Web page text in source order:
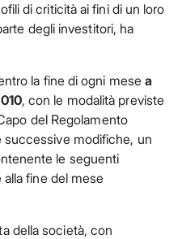
di criticità ai fini di un loro
degli investitori, ha
la fine di ogni mese a
, con le modalità previste
del Regolamento
successive modifiche, un
le seguenti
fine del mese
della società, con